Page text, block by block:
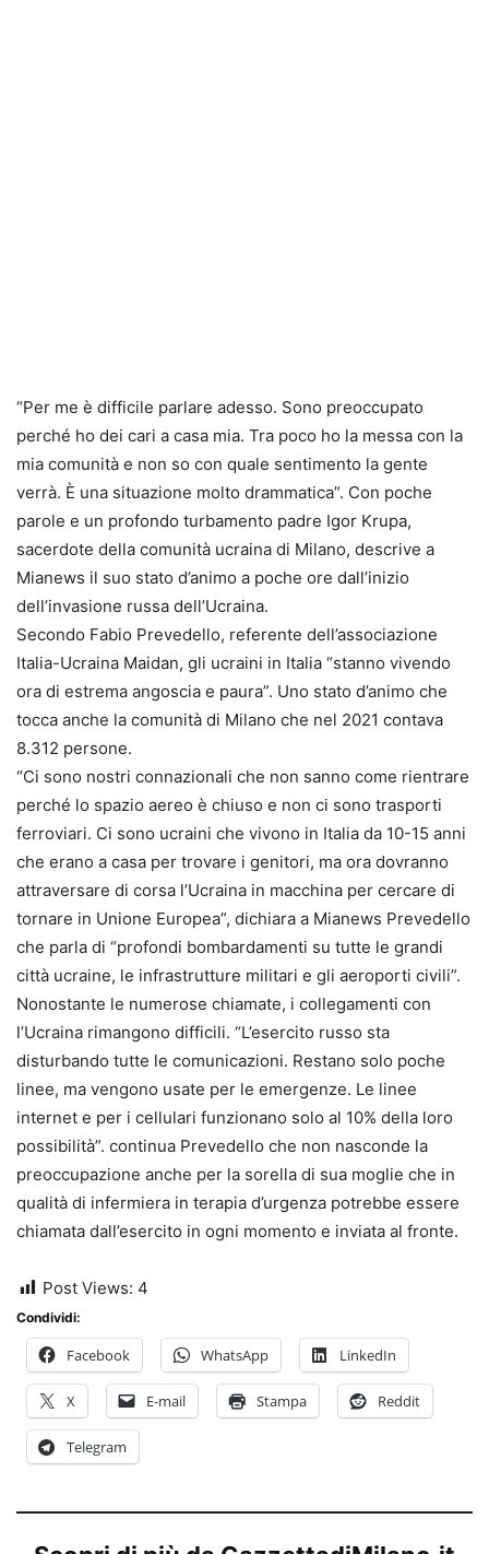
“Per me è difficile parlare adesso. Sono preoccupato
perché ho dei cari a casa mia. Tra poco ho la messa con la
mia comunità e non so con quale sentimento la gente
verrà. È una situazione molto drammatica”. Con poche
parole e un profondo turbamento padre Igor Krupa,
sacerdote della comunità ucraina di Milano, descrive a
Mianews il suo stato d’animo a poche ore dall’inizio
dell’invasione russa dell’Ucraina.
Secondo Fabio Prevedello, referente dell’associazione
Italia-Ucraina Maidan, gli ucraini in Italia “stanno vivendo
ora di estrema angoscia e paura”. Uno stato d’animo che
tocca anche la comunità di Milano che nel 2021 contava
8.312 persone.
“Ci sono nostri connazionali che non sanno come rientrare
perché lo spazio aereo è chiuso e non ci sono trasporti
ferroviari. Ci sono ucraini che vivono in Italia da 10-15 anni
che erano a casa per trovare i genitori, ma ora dovranno
attraversare di corsa l’Ucraina in macchina per cercare di
tornare in Unione Europea”, dichiara a Mianews Prevedello
che parla di “profondi bombardamenti su tutte le grandi
città ucraine, le infrastrutture militari e gli aeroporti civili”.
Nonostante le numerose chiamate, i collegamenti con
l’Ucraina rimangono difficili. “L’esercito russo sta
disturbando tutte le comunicazioni. Restano solo poche
linee, ma vengono usate per le emergenze. Le linee
internet e per i cellulari funzionano solo al 10% della loro
possibilità”. continua Prevedello che non nasconde la
preoccupazione anche per la sorella di sua moglie che in
qualità di infermiera in terapia d’urgenza potrebbe essere
chiamata dall’esercito in ogni momento e inviata al fronte.
Post Views: 4
Condividi:
Facebook WhatsApp LinkedIn
X E-mail Stampa Reddit
Telegram